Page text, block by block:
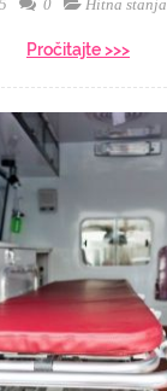
0 Hitna stanja
Pročitajte >>>